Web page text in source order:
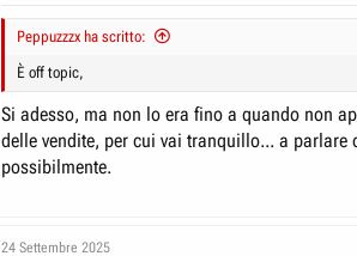
Peppuzzzx ha scritto:
È off topic,
Si adesso, ma non lo era fino a quando non
delle vendite, per cui vai tranquillo... a parlare
possibilmente.
24 Settembre 2025